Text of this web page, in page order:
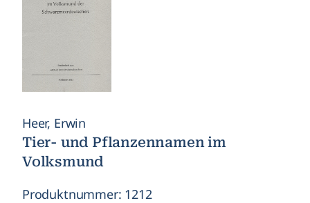
Heer, Erwin
Tier- und Pflanzennamen im
Volksmund
Produktnummer: 1212